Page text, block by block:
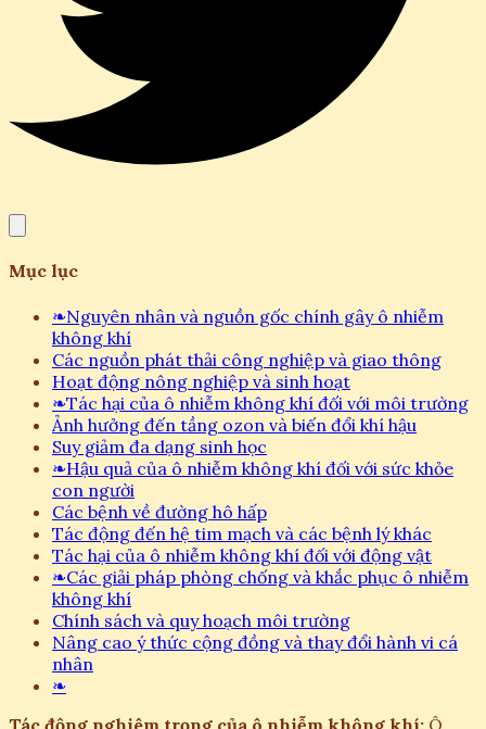
Mục lục
❧Nguyên nhân và nguồn gốc chính gây ô nhiễm
không khí
Các nguồn phát thải công nghiệp và giao thông
Hoạt động nông nghiệp và sinh hoạt
❧Tác hại của ô nhiễm không khí đối với môi trường
Ảnh hưởng đến tầng ozon và biến đổi khí hậu
Suy giảm đa dạng sinh học
❧Hậu quả của ô nhiễm không khí đối với sức khỏe
con người
Các bệnh về đường hô hấp
Tác động đến hệ tim mạch và các bệnh lý khác
Tác hại của ô nhiễm không khí đối với động vật
❧Các giải pháp phòng chống và khắc phục ô nhiễm
không khí
Chính sách và quy hoạch môi trường
Nâng cao ý thức cộng đồng và thay đổi hành vi cá
nhân
❧
Tác động nghiêm trọng của ô nhiễm không khí: Ô